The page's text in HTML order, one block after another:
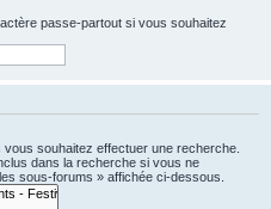
passe-partout si vous souhaitez
souhaitez effectuer une recherche.
dans la recherche si vous ne
sous-forums » affichée ci-dessous.